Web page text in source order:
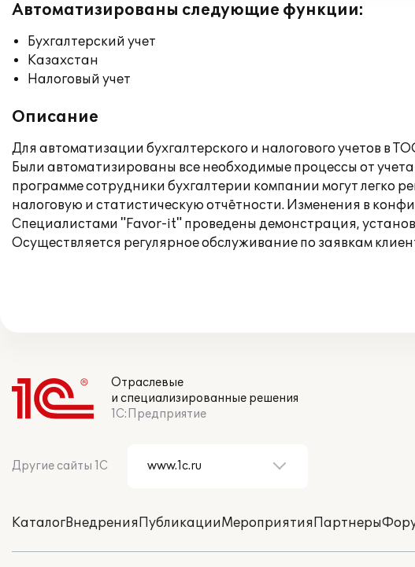
Автоматизированы следующие функции:
Бухгалтерский учет
Казахстан
Налоговый учет
Описание
Для автоматизации бухгалтерского и налогового учетов в
Были автоматизированы все необходимые процессы от
программе сотрудники бухгалтерии компании могут легко
налоговую и статистическую отчётности. Изменения в
Специалистами "Favor-it" проведены демонстрация,
Осуществляется регулярное обслуживание по заявкам
Отраслевые
и специализированные решения
1С:Предприятие
Другие сайты 1С
КаталогВнедренияПубликацииМероприятияПартнеры